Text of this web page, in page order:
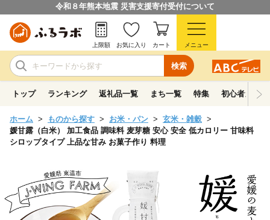
令和８年熊本地震 災害支援寄付受付について
検索
上限額 お気に入り カート メニュー
トップ ランキング 返礼品一覧 まち一覧 特集 初心者ガイド
ホーム ものから探す お米・パン
玄米・雑穀
媛甘露（白米） 加工食品 調味料 麦芽糖 安心 安全 低カロリー 甘味料
シロップタイプ 上品な甘み お菓子作り 料理